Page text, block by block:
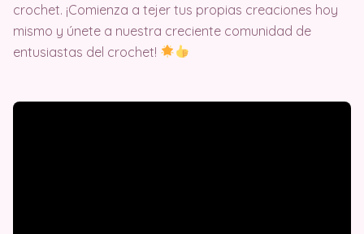
crochet. ¡Comienza a tejer tus propias creaciones hoy
mismo y únete a nuestra creciente comunidad de
entusiastas del crochet!